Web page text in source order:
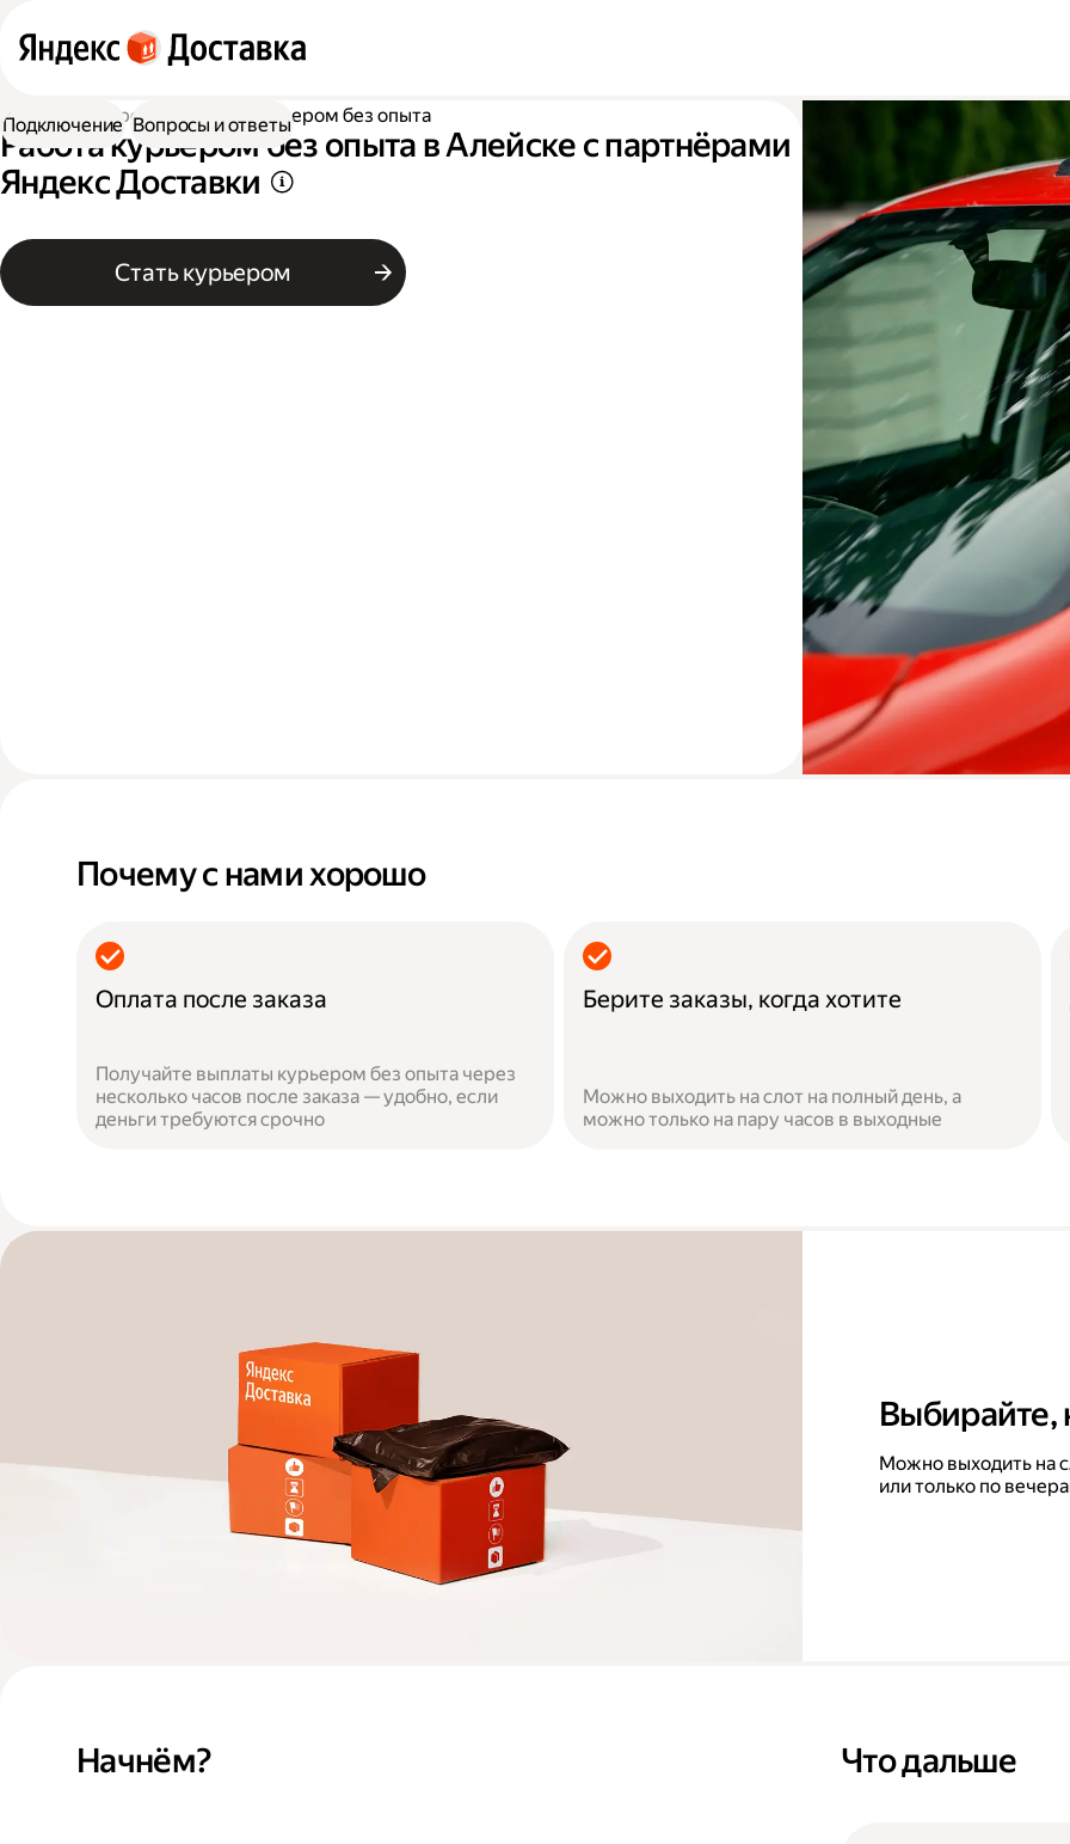
Работа курьером Работа курьером без опыта
Работа курьером без опыта в Алейске с партнёрами
Яндекс Доставки
Стать курьером
Подключение Вопросы и ответы
Почему с нами хорошо
Оплата после заказа
Получайте выплаты курьером без опыта через
несколько часов после заказа — удобно, если
деньги требуются срочно
Берите заказы, когда хотите
Можно выходить на слот на полный день, а
можно только на пару часов в выходные
Выбирайте,
Можно выходить на
или только по
Начнём? Что дальше